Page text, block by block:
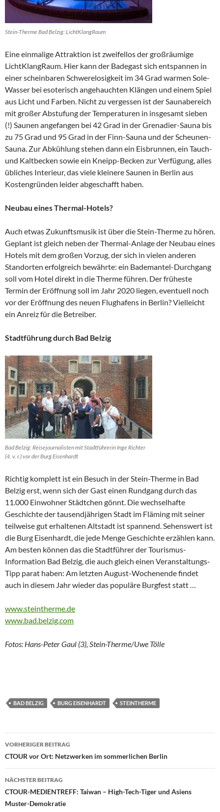
Stein-Therme Bad Belzig: LichtKlangRaum
Eine einmalige Attraktion ist zweifellos der großräumige
LichtKlangRaum. Hier kann der Badegast sich entspannen in
einer scheinbaren Schwerelosigkeit im 34 Grad warmen Sole-
Wasser bei esoterisch angehauchten Klängen und einem Spiel
aus Licht und Farben. Nicht zu vergessen ist der Saunabereich
mit großer Abstufung der Temperaturen in insgesamt sieben
(!) Saunen angefangen bei 42 Grad in der Grenadier-Sauna bis
zu 75 Grad und 95 Grad in der Finn-Sauna und der Scheunen-
Sauna. Zur Abkühlung stehen dann ein Eisbrunnen, ein Tauch-
und Kaltbecken sowie ein Kneipp-Becken zur Verfügung, alles
übliches Interieur, das viele kleinere Saunen in Berlin aus
Kostengründen leider abgeschafft haben.
Neubau eines Thermal-Hotels?
Auch etwas Zukunftsmusik ist über die Stein-Therme zu hören.
Geplant ist gleich neben der Thermal-Anlage der Neubau eines
Hotels mit dem großen Vorzug, der sich in vielen anderen
Standorten erfolgreich bewährte: ein Bademantel-Durchgang
soll vom Hotel direkt in die Therme führen. Der früheste
Termin der Eröffnung soll im Jahr 2020 liegen, eventuell noch
vor der Eröffnung des neuen Flughafens in Berlin? Vielleicht
ein Anreiz für die Betreiber.
Stadtführung durch Bad Belzig
Bad Belzig: Reisejournalisten mit Stadtführerin Inge Richter
(4. v. r.) vor der Burg Eisenhardt
Richtig komplett ist ein Besuch in der Stein-Therme in Bad
Belzig erst, wenn sich der Gast einen Rundgang durch das
11.000 Einwohner Städtchen gönnt. Die wechselhafte
Geschichte der tausendjährigen Stadt im Fläming mit seiner
teilweise gut erhaltenen Altstadt ist spannend. Sehenswert ist
die Burg Eisenhardt, die jede Menge Geschichte erzählen kann.
Am besten können das die Stadtführer der Tourismus-
Information Bad Belzig, die auch gleich einen Veranstaltungs-
Tipp parat haben: Am letzten August-Wochenende findet
auch in diesem Jahr wieder das populäre Burgfest statt …
www.steintherme.de
www.bad.belzig.com
Fotos: Hans-Peter Gaul (3), Stein-Therme/Uwe Tölle
BAD BELZIG BURG EISENHARDT STEINTHERME
Beitragsnavigation
VORHERIGER BEITRAG
CTOUR vor Ort: Netzwerken im sommerlichen Berlin
NÄCHSTER BEITRAG
CTOUR-MEDIENTREFF: Taiwan – High-Tech-Tiger und Asiens
Muster-Demokratie